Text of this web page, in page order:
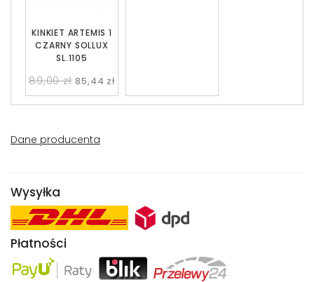
KINKIET ARTEMIS 1
CZARNY SOLLUX
SL.1105
89,00 zł 85,44 zł
Dane producenta
Wysyłka
Płatności